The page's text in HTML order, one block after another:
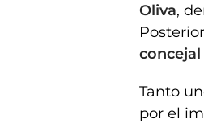
Oliva,
concejal
Tanto
por el